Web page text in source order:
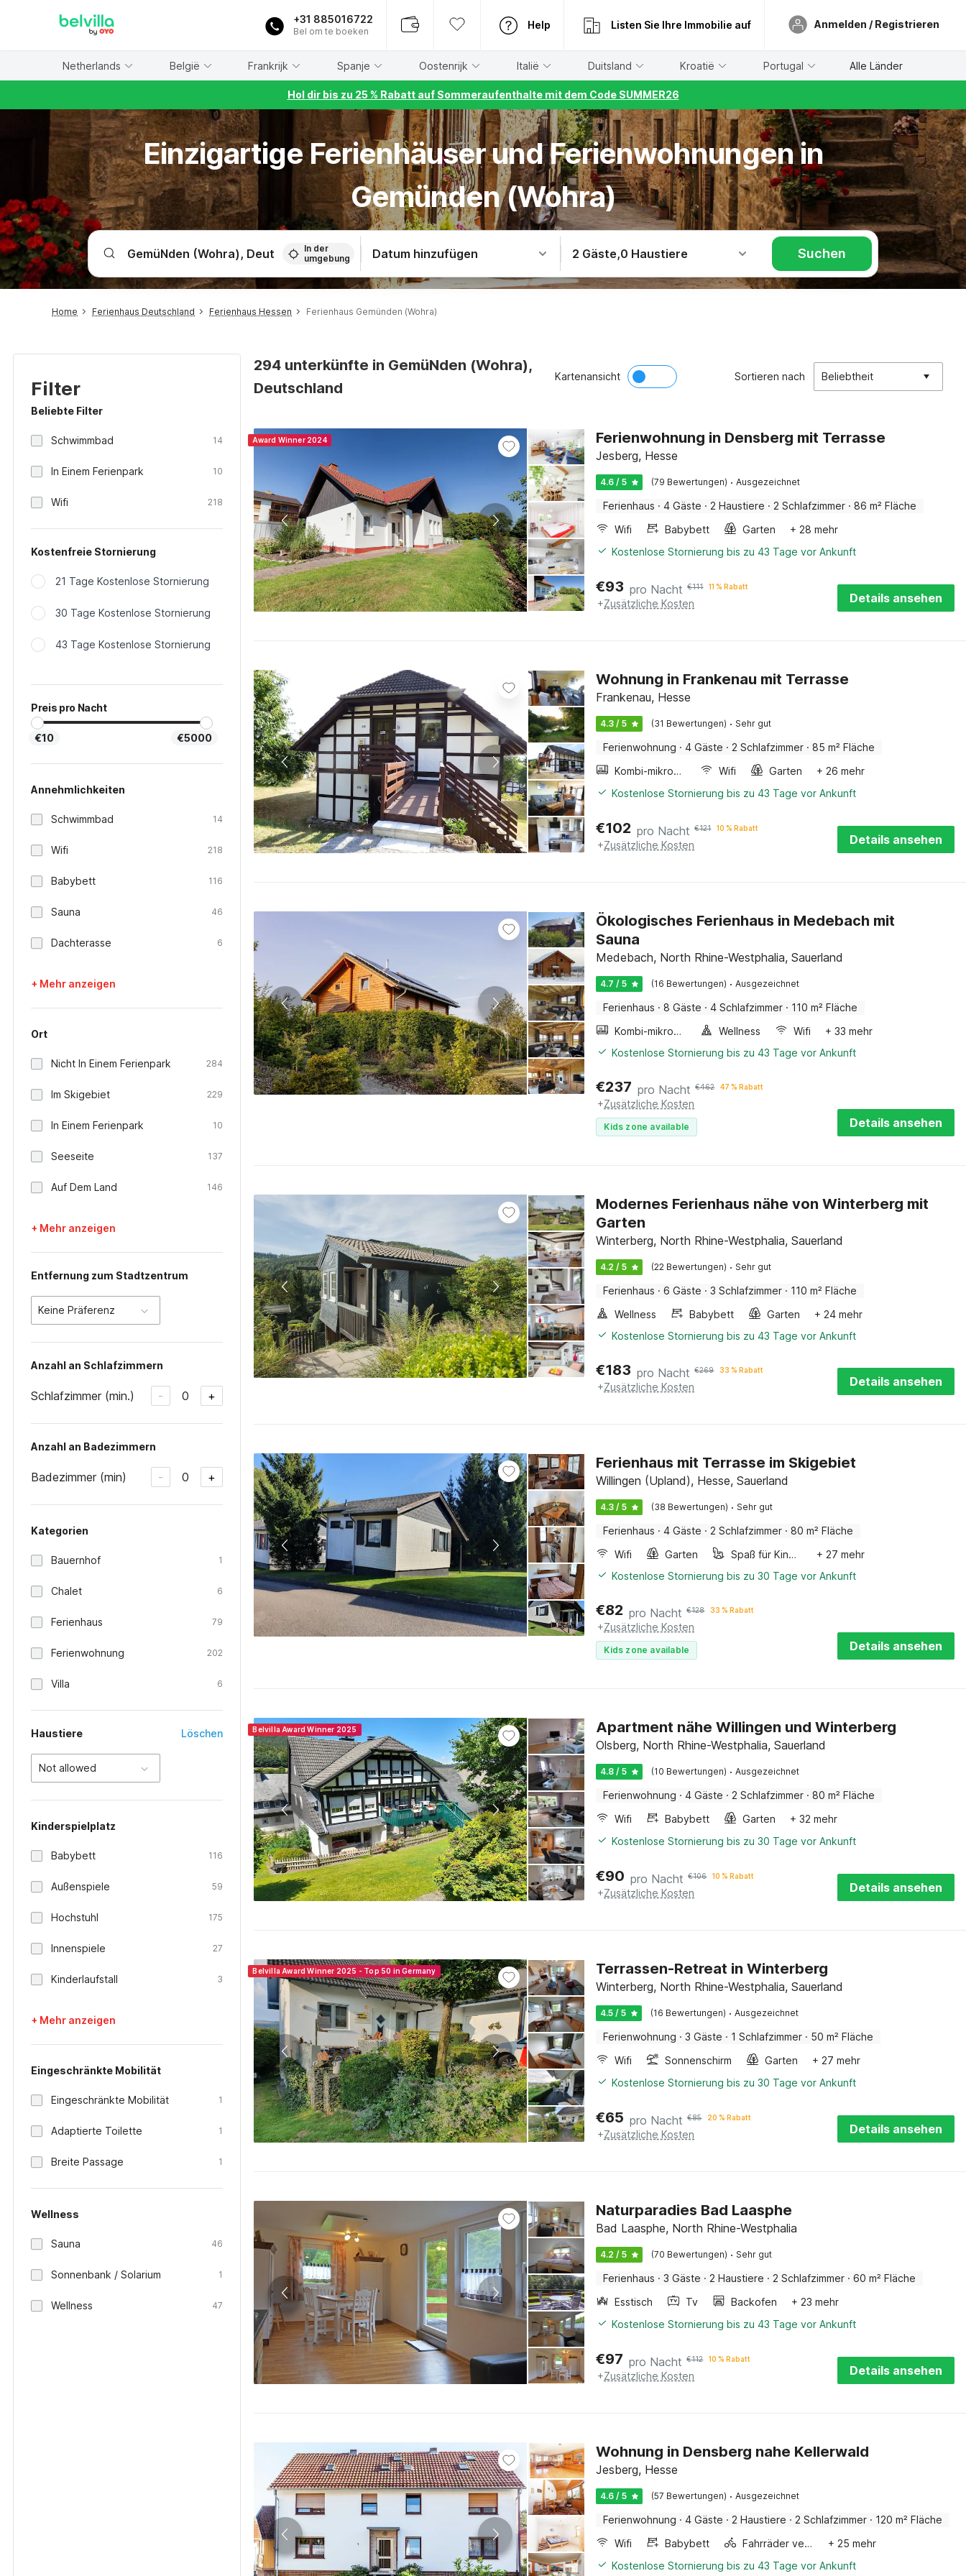
+31 885016722
Bel om te boeken
Help Listen Sie Ihre Immobilie auf Anmelden / Registrieren
Netherlands België Frankrijk Spanje Oostenrijk Italië Duitsland Kroatië Portugal Alle Länder
Hol dir bis zu 25 % Rabatt auf Sommeraufenthalte mit dem Code SUMMER26
Einzigartige Ferienhäuser und Ferienwohnungen in
Gemünden (Wohra)
In der
umgebung
Datum hinzufügen 2 Gäste,0 Haustiere Suchen
Home Ferienhaus Deutschland Ferienhaus Hessen Ferienhaus Gemünden (Wohra)
Filter
Beliebte Filter
Schwimmbad 14
In Einem Ferienpark 10
Wifi 218
Kostenfreie Stornierung
21 Tage Kostenlose Stornierung
30 Tage Kostenlose Stornierung
43 Tage Kostenlose Stornierung
Preis pro Nacht
€10 €5000
Annehmlichkeiten
Schwimmbad 14
Wifi 218
Babybett 116
Sauna 46
Dachterasse 6
+ Mehr anzeigen
Ort
Nicht In Einem Ferienpark 284
Im Skigebiet 229
In Einem Ferienpark 10
Seeseite 137
Auf Dem Land 146
+ Mehr anzeigen
Entfernung zum Stadtzentrum
Keine Präferenz
Anzahl an Schlafzimmern
Schlafzimmer (min.) - 0 +
Anzahl an Badezimmern
Badezimmer (min) - 0 +
Kategorien
Bauernhof 1
Chalet 6
Ferienhaus 79
Ferienwohnung 202
Villa 6
Haustiere Löschen
Not allowed
Kinderspielplatz
Babybett 116
Außenspiele 59
Hochstuhl 175
Innenspiele 27
Kinderlaufstall 3
+ Mehr anzeigen
Eingeschränkte Mobilität
Eingeschränkte Mobilität 1
Adaptierte Toilette 1
Breite Passage 1
Wellness
Sauna 46
Sonnenbank / Solarium 1
Wellness 47
294 unterkünfte in GemüNden (Wohra),
Deutschland
Kartenansicht Sortieren nach Beliebtheit
Award Winner 2024 Ferienwohnung in Densberg mit Terrasse
Jesberg, Hesse
4.6 / 5 (79 Bewertungen) · Ausgezeichnet
Ferienhaus · 4 Gäste · 2 Haustiere · 2 Schlafzimmer · 86 m² Fläche
Wifi
Babybett Garten
+ 28 mehr
Kostenlose Stornierung bis zu 43 Tage vor Ankunft
€93 pro Nacht €111 11 % Rabatt
+Zusätzliche Kosten Details ansehen
Wohnung in Frankenau mit Terrasse
Frankenau, Hesse
4.3 / 5 (31 Bewertungen) · Sehr gut
Ferienwohnung · 4 Gäste · 2 Schlafzimmer · 85 m² Fläche
Kombi-mikrowelle
Wifi Garten
+ 26 mehr
Kostenlose Stornierung bis zu 43 Tage vor Ankunft
€102 pro Nacht €121 10 % Rabatt
+Zusätzliche Kosten Details ansehen
Ökologisches Ferienhaus in Medebach mit
Sauna
Medebach, North Rhine-Westphalia, Sauerland
4.7 / 5 (16 Bewertungen) · Ausgezeichnet
Ferienhaus · 8 Gäste · 4 Schlafzimmer · 110 m² Fläche
Kombi-mikrowelle
Wellness Wifi
+ 33 mehr
Kostenlose Stornierung bis zu 43 Tage vor Ankunft
€237 pro Nacht €462 47 % Rabatt
+Zusätzliche Kosten
Kids zone available Details ansehen
Modernes Ferienhaus nähe von Winterberg mit
Garten
Winterberg, North Rhine-Westphalia, Sauerland
4.2 / 5 (22 Bewertungen) · Sehr gut
Ferienhaus · 6 Gäste · 3 Schlafzimmer · 110 m² Fläche
Wellness
Babybett Garten
+ 24 mehr
Kostenlose Stornierung bis zu 43 Tage vor Ankunft
€183 pro Nacht €269 33 % Rabatt
+Zusätzliche Kosten Details ansehen
Ferienhaus mit Terrasse im Skigebiet
Willingen (Upland), Hesse, Sauerland
4.3 / 5 (38 Bewertungen) · Sehr gut
Ferienhaus · 4 Gäste · 2 Schlafzimmer · 80 m² Fläche
Wifi
Garten Spaß für Kinder
+ 27 mehr
Kostenlose Stornierung bis zu 30 Tage vor Ankunft
€82 pro Nacht €128 33 % Rabatt
+Zusätzliche Kosten
Kids zone available Details ansehen
Belvilla Award Winner 2025 Apartment nähe Willingen und Winterberg
Olsberg, North Rhine-Westphalia, Sauerland
4.8 / 5 (10 Bewertungen) · Ausgezeichnet
Ferienwohnung · 4 Gäste · 2 Schlafzimmer · 80 m² Fläche
Wifi
Babybett Garten
+ 32 mehr
Kostenlose Stornierung bis zu 30 Tage vor Ankunft
€90 pro Nacht €106 10 % Rabatt
+Zusätzliche Kosten Details ansehen
Belvilla Award Winner 2025 - Top 50 in Germany Terrassen-Retreat in Winterberg
Winterberg, North Rhine-Westphalia, Sauerland
4.5 / 5 (16 Bewertungen) · Ausgezeichnet
Ferienwohnung · 3 Gäste · 1 Schlafzimmer · 50 m² Fläche
Wifi
Sonnenschirm Garten
+ 27 mehr
Kostenlose Stornierung bis zu 30 Tage vor Ankunft
€65 pro Nacht €85 20 % Rabatt
+Zusätzliche Kosten Details ansehen
Naturparadies Bad Laasphe
Bad Laasphe, North Rhine-Westphalia
4.2 / 5 (70 Bewertungen) · Sehr gut
Ferienhaus · 3 Gäste · 2 Haustiere · 2 Schlafzimmer · 60 m² Fläche
Esstisch
Tv Backofen
+ 23 mehr
Kostenlose Stornierung bis zu 43 Tage vor Ankunft
€97 pro Nacht €112 10 % Rabatt
+Zusätzliche Kosten Details ansehen
Wohnung in Densberg nahe Kellerwald
Jesberg, Hesse
4.6 / 5 (57 Bewertungen) · Ausgezeichnet
Ferienwohnung · 4 Gäste · 2 Haustiere · 2 Schlafzimmer · 120 m² Fläche
Wifi
Babybett Fahrräder verfügbar
+ 25 mehr
Kostenlose Stornierung bis zu 43 Tage vor Ankunft